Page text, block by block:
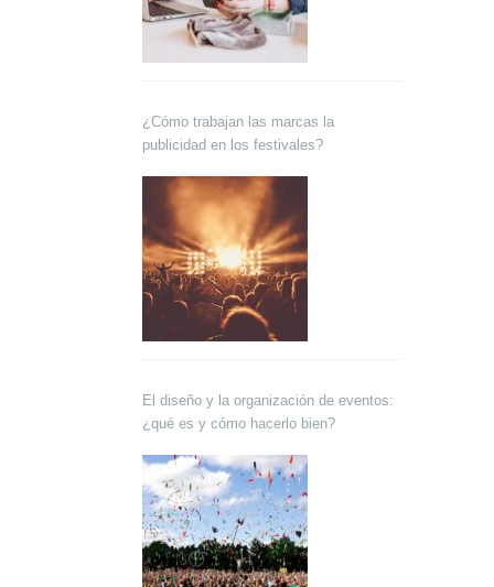
¿Cómo trabajan las marcas la
publicidad en los festivales?
El diseño y la organización de eventos:
¿qué es y cómo hacerlo bien?